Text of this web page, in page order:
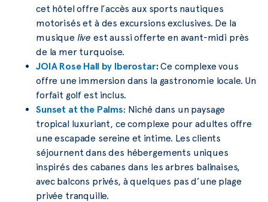
cet hôtel offre l’accès aux sports nautiques
motorisés et à des excursions exclusives. De la
musique live est aussi offerte en avant-midi près
de la mer turquoise.
JOIA Rose Hall by Iberostar: Ce complexe vous
offre une immersion dans la gastronomie locale. Un
forfait golf est inclus.
Sunset at the Palms: Niché dans un paysage
tropical luxuriant, ce complexe pour adultes offre
une escapade sereine et intime. Les clients
séjournent dans des hébergements uniques
inspirés des cabanes dans les arbres balinaises,
avec balcons privés, à quelques pas d’une plage
privée tranquille.